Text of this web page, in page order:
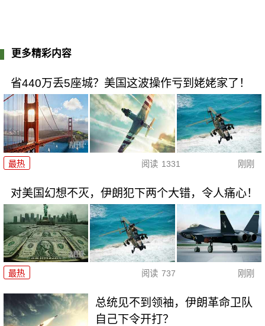
更多精彩内容
省440万丢5座城？美国这波操作亏到姥姥家了！
最热 阅读 1331 刚刚
对美国幻想不灭，伊朗犯下两个大错，令人痛心！
最热 阅读 737 刚刚
总统见不到领袖，伊朗革命卫队
自己下令开打？